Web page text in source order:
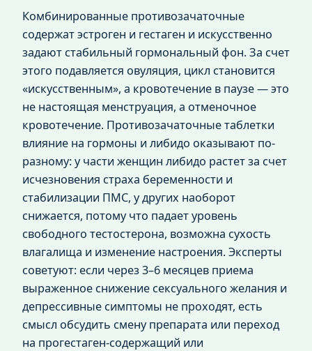
Комбинированные противозачаточные
содержат эстроген и гестаген и искусственно
задают стабильный гормональный фон. За счет
этого подавляется овуляция, цикл становится
«искусственным», а кровотечение в паузе — это
не настоящая менструация, а отменочное
кровотечение. Противозачаточные таблетки
влияние на гормоны и либидо оказывают по-
разному: у части женщин либидо растет за счет
исчезновения страха беременности и
стабилизации ПМС, у других наоборот
снижается, потому что падает уровень
свободного тестостерона, возможна сухость
влагалища и изменение настроения. Эксперты
советуют: если через 3–6 месяцев приема
выраженное снижение сексуального желания и
депрессивные симптомы не проходят, есть
смысл обсудить смену препарата или переход
на прогестаген-содержащий или